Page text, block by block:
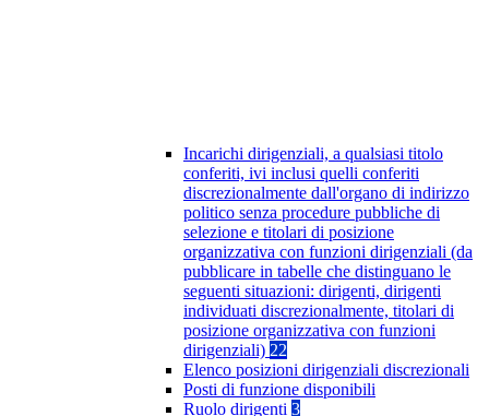
Incarichi dirigenziali, a qualsiasi titolo
conferiti, ivi inclusi quelli conferiti
discrezionalmente dall'organo di indirizzo
politico senza procedure pubbliche di
selezione e titolari di posizione
organizzativa con funzioni dirigenziali (da
pubblicare in tabelle che distinguano le
seguenti situazioni: dirigenti, dirigenti
individuati discrezionalmente, titolari di
posizione organizzativa con funzioni
dirigenziali) 22
Elenco posizioni dirigenziali discrezionali
Posti di funzione disponibili
Ruolo dirigenti 3